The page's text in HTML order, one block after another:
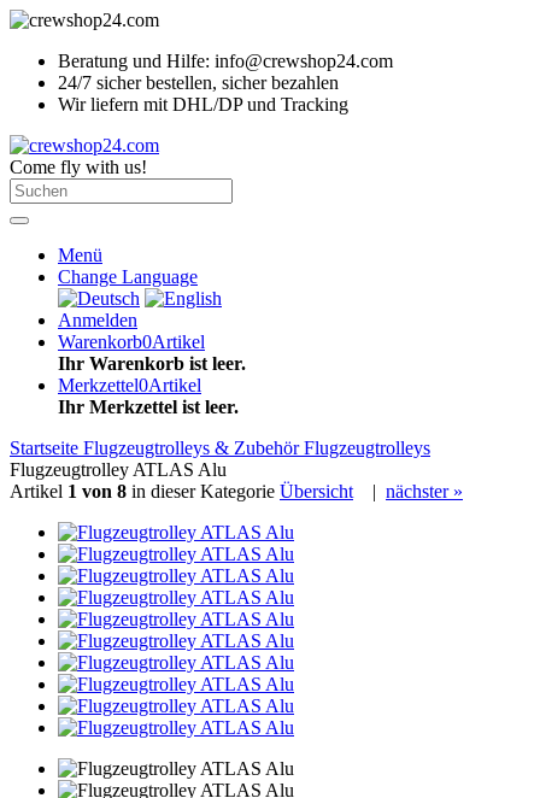
Beratung und Hilfe: info@crewshop24.com
24/7 sicher bestellen, sicher bezahlen
Wir liefern mit DHL/DP und Tracking
Come fly with us!
Menü
Change Language
Anmelden
Warenkorb0Artikel
Ihr Warenkorb ist leer.
Merkzettel0Artikel
Ihr Merkzettel ist leer.
Startseite Flugzeugtrolleys & Zubehör Flugzeugtrolleys
Flugzeugtrolley ATLAS Alu
Artikel 1 von 8 in dieser Kategorie Übersicht | nächster »